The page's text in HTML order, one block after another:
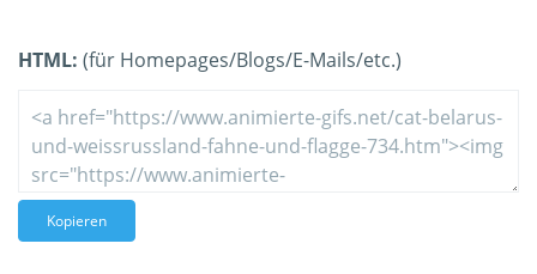
HTML: (für Homepages/Blogs/E-Mails/etc.)
Kopieren